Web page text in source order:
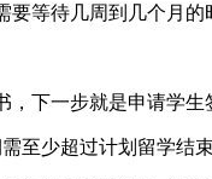
要等待几周到几个月
，下一步就是申请学生
需至少超过计划留学结束